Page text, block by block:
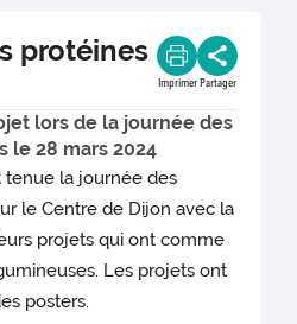
protéines
Imprimer Partager
lors de la journée des
le 28 mars 2024
tenue la journée des
le Centre de Dijon avec la
projets qui ont comme
Les projets ont
posters.